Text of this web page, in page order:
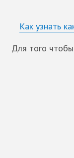
Как узнать
Для того чтобы